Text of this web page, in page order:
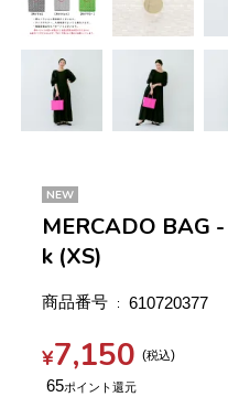
NEW
MERCADO BAG
k (XS)
商品番号 610720377
¥7,150 税込
65